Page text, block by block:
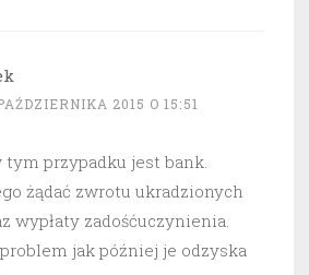
2015 O 15:51
tym przypadku jest bank.
żądać zwrotu ukradzionych
wypłaty zadośćuczynienia.
jak później je odzyska